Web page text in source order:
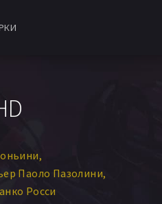
Паоло Пазолини
Росси